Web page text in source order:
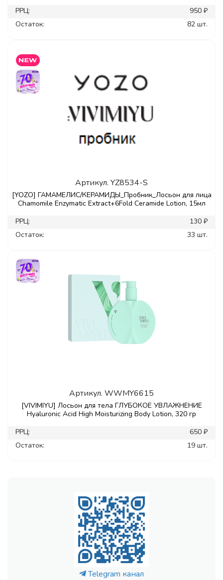
РРЦ:
950 ₽
Остаток:
82 шт.
Артикул. YZ8534-S
[YOZO] ГАМАМЕЛИС/КЕРАМИДЫ_Пробник_Лосьон для лица
Chamomile Enzymatic Extract+6Fold Ceramide Lotion, 15мл
РРЦ:
130 ₽
Остаток:
33 шт.
Артикул. WWMY6615
[VIVIMIYU] Лосьон для тела ГЛУБОКОЕ УВЛАЖНЕНИЕ
Hyaluronic Acid High Moisturizing Body Lotion, 320 гр
РРЦ:
650 ₽
Остаток:
19 шт.
Telegram канал